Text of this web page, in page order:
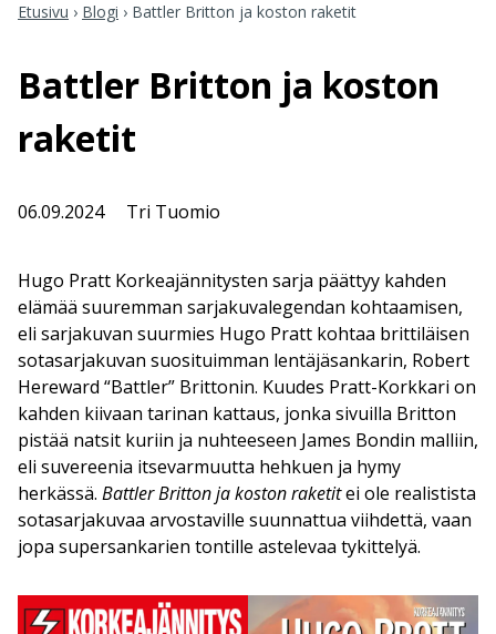
Etusivu › Blogi › Battler Britton ja koston raketit
Battler Britton ja koston
raketit
06.09.2024 Tri Tuomio
Hugo Pratt Korkeajännitysten sarja päättyy kahden
elämää suuremman sarjakuvalegendan kohtaamisen,
eli sarjakuvan suurmies Hugo Pratt kohtaa brittiläisen
sotasarjakuvan suosituimman lentäjäsankarin, Robert
Hereward “Battler” Brittonin. Kuudes Pratt-Korkkari on
kahden kiivaan tarinan kattaus, jonka sivuilla Britton
pistää natsit kuriin ja nuhteeseen James Bondin malliin,
eli suvereenia itsevarmuutta hehkuen ja hymy
herkässä. Battler Britton ja koston raketitei ole realistista
sotasarjakuvaa arvostaville suunnattua viihdettä, vaan
jopa supersankarien tontille astelevaa tykittelyä.